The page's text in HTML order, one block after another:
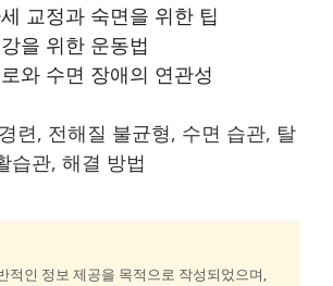
교정과 숙면을 위한 팁
을 위한 운동법
와 수면 장애의 연관성
련, 전해질 불균형, 수면 습관, 탈
습관, 해결 방법
적인 정보 제공을 목적으로 작성되었으며,